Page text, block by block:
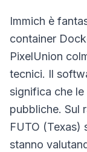
Immich è
container
PixelUnion
tecnici. Il
significa che
pubbliche. Sul
FUTO (Texas)
stanno